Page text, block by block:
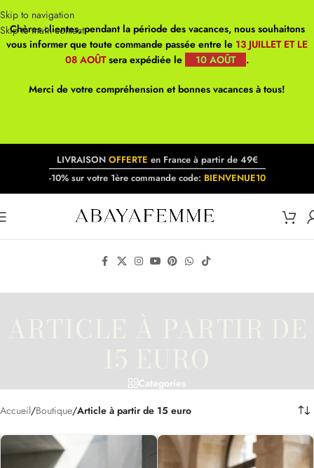
Skip to navigation
Skip to main content
Chères clientes, pendant la période des vacances, nous souhaitons
vous informer que toute commande passée entre le 13 JUILLET ET LE
08 AOÛTsera expédiée le 10 AOÛT .
Merci de votre compréhension et bonnes vacances à tous!
LIVRAISON OFFERTE en France à partir de 49€
-10% sur votre 1ère commande code: BIENVENUE10
Categories
Accueil/Boutique/Article à partir de 15 euro